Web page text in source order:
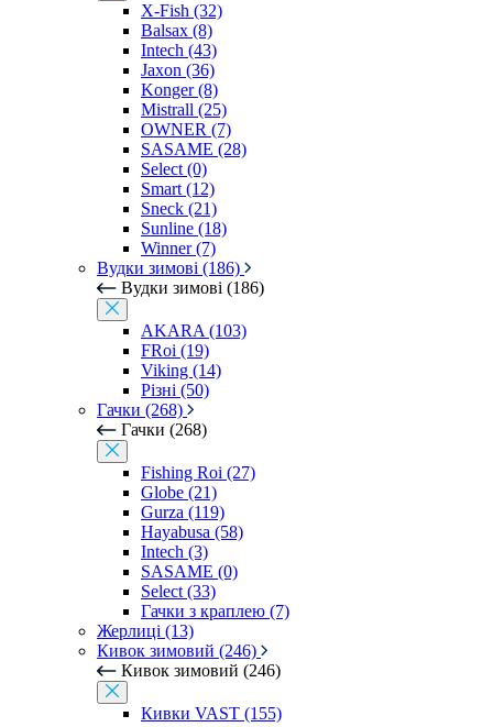
X-Fish (32)
Balsax (8)
Intech (43)
Jaxon (36)
Konger (8)
Mistrall (25)
OWNER (7)
SASAME (28)
Select (0)
Smart (12)
Sneck (21)
Sunline (18)
Winner (7)
Вудки зимові (186)
Вудки зимові (186)
AKARA (103)
FRoi (19)
Viking (14)
Різні (50)
Гачки (268)
Гачки (268)
Fishing Roi (27)
Globe (21)
Gurza (119)
Hayabusa (58)
Intech (3)
SASAME (0)
Select (33)
Гачки з краплею (7)
Жерлиці (13)
Кивок зимовий (246)
Кивок зимовий (246)
Кивки VAST (155)